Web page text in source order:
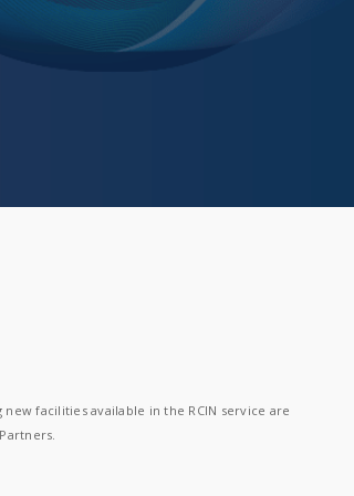
facilities available in the RCIN service are